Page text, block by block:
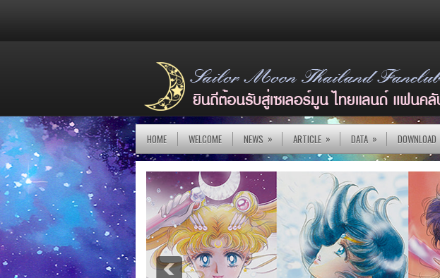
HOME WELCOME NEWS » ARTICLE » DATA » DOWNLOAD